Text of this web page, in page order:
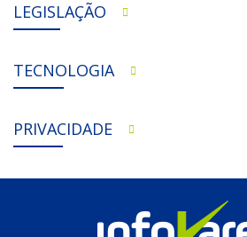
LEGISLAÇÃO
TECNOLOGIA
PRIVACIDADE